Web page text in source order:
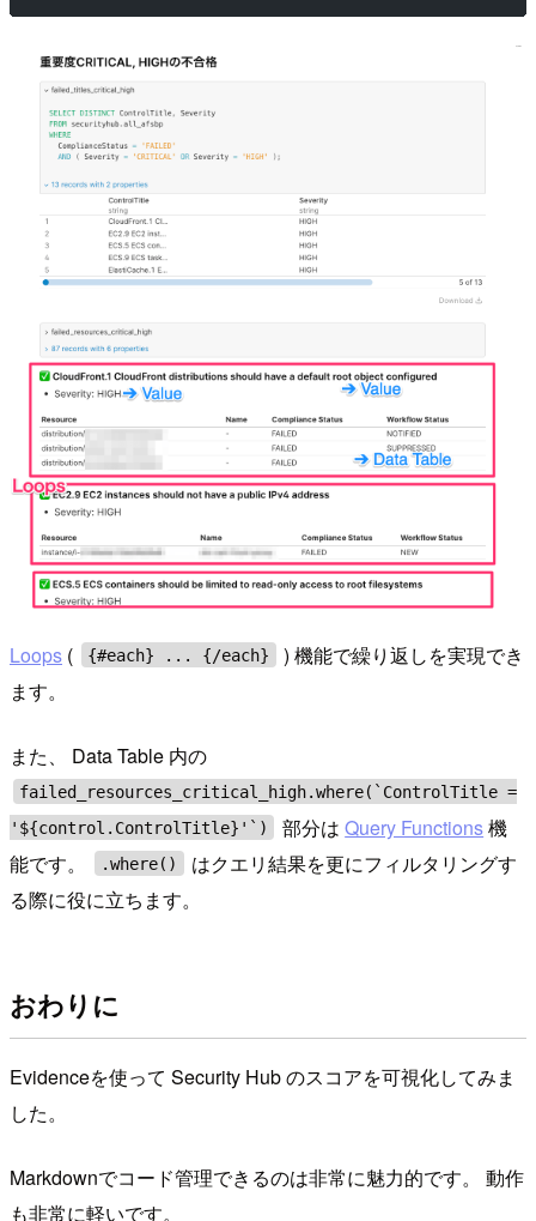
Loops ( {#each} ... {/each}
) 機能で繰り返しを実現でき
ます。
また、 Data Table 内の
failed_resources_critical_high.where(`ControlTitle =
'${control.ControlTitle}'`)
部分はQuery Functions機
能です。
.where()
はクエリ結果を更にフィルタリングす
る際に役に立ちます。
おわりに
Evidenceを使って Security Hub のスコアを可視化してみま
した。
Markdownでコード管理できるのは非常に魅力的です。 動作
も非常に軽いです。